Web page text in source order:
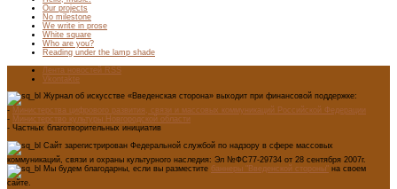
Our projects
No milestone
We write in prose
White square
Who are you?
Reading under the lamp shade
Лента новостей RSS
Vkontakte
Журнал об искусстве «Введенская сторона» выходит при финансовой поддержке:
- Министерства цифрового развития, связи и массовых коммуникаций Российской Федерации
- Министерство культуры Новгородской области
- Частных благотворительных инициатив
Сайт зарегистрирован Федеральной службой по надзору в сфере массовых
коммуникаций, связи и охраны культурного наследия: Эл №ФС77-29734 от 28 сентября 2007г.
Мы будем благодарны, если вы разместите баннеры "Введенской стороны" на своем
сайте.